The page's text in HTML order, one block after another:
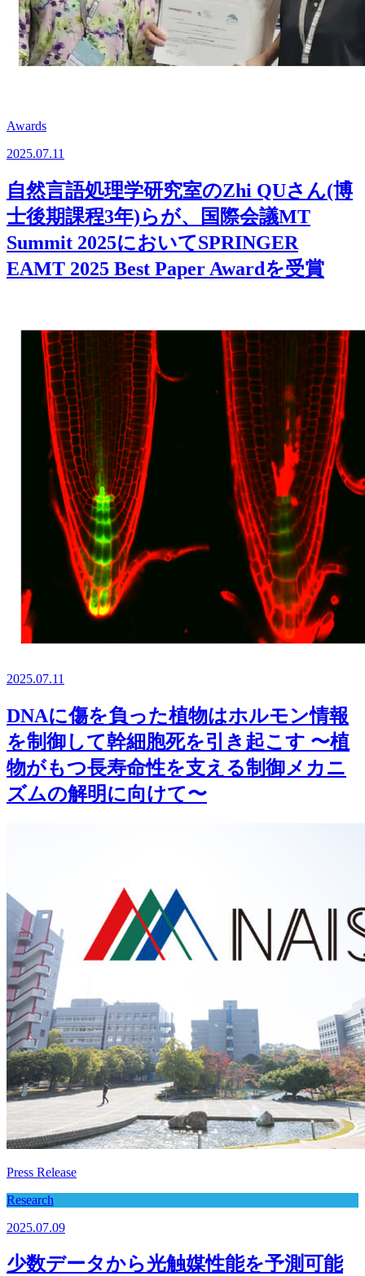
Awards
2025.07.11
自然言語処理学研究室のZhi QUさん(博
士後期課程3年)らが、国際会議MT
Summit 2025においてSPRINGER
EAMT 2025 Best Paper Awardを受賞
2025.07.11
DNAに傷を負った植物はホルモン情報
を制御して幹細胞死を引き起こす 〜植
物がもつ長寿命性を支える制御メカニ
ズムの解明に向けて〜
Press Release
Research
2025.07.09
少数データから光触媒性能を予測可能